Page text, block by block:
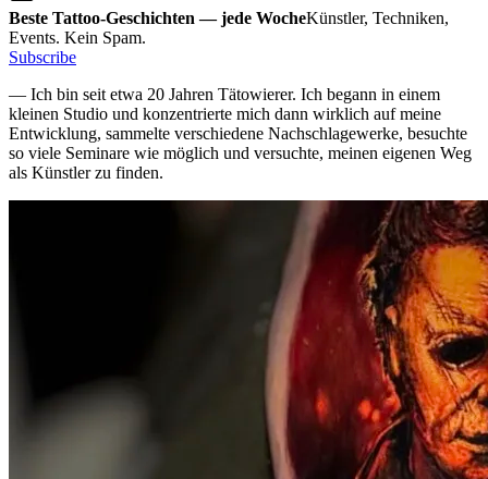
Beste Tattoo-Geschichten — jede WocheKünstler, Techniken,
Events. Kein Spam.
Subscribe
— Ich bin seit etwa 20 Jahren Tätowierer. Ich begann in einem
kleinen Studio und konzentrierte mich dann wirklich auf meine
Entwicklung, sammelte verschiedene Nachschlagewerke, besuchte
so viele Seminare wie möglich und versuchte, meinen eigenen Weg
als Künstler zu finden.